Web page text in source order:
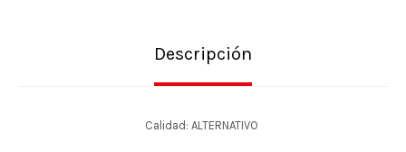
Descripción
Calidad: ALTERNATIVO